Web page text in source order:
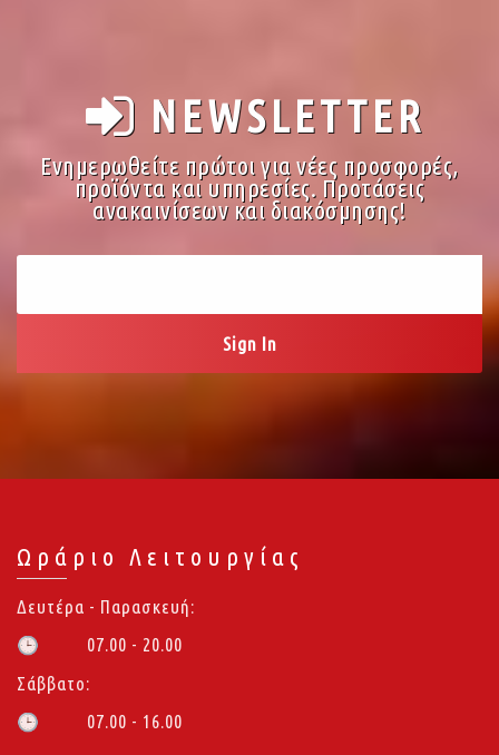
NEWSLETTER
Ενημερωθείτε πρώτοι για νέες προσφορές,
προϊόντα και υπηρεσίες. Προτάσεις
ανακαινίσεων και διακόσμησης!
Ωράριο Λειτουργίας
Δευτέρα - Παρασκευή:
🕒 07.00 - 20.00
Σάββατο:
🕒 07.00 - 16.00